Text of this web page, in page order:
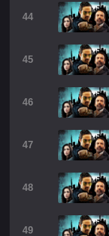
44
45
46
47
48
49